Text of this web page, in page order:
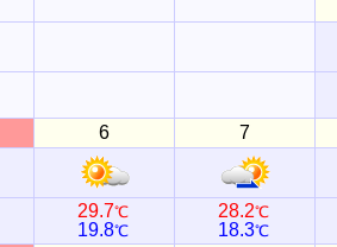
6 7
29.7℃
19.8℃
28.2℃
18.3℃